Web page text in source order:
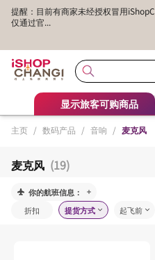
提醒：目前有商家未经授权冒用
仅通过官...
显示旅客可购商品
主页 / 数码产品 / 音响 / 麦克风
麦克风 (19)
你的航班信息：
折扣 提货方式 起飞前